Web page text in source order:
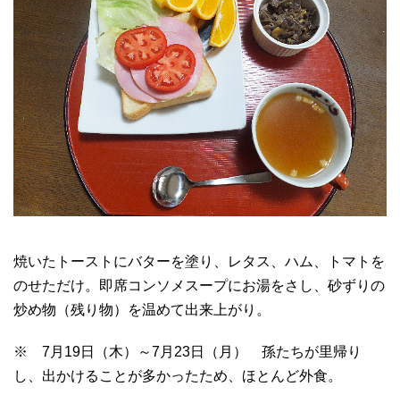
焼いたトーストにバターを塗り、レタス、ハム、トマトを
のせただけ。即席コンソメスープにお湯をさし、砂ずりの
炒め物（残り物）を温めて出来上がり。
※ 7月19日（木）～7月23日（月） 孫たちが里帰り
し、出かけることが多かったため、ほとんど外食。